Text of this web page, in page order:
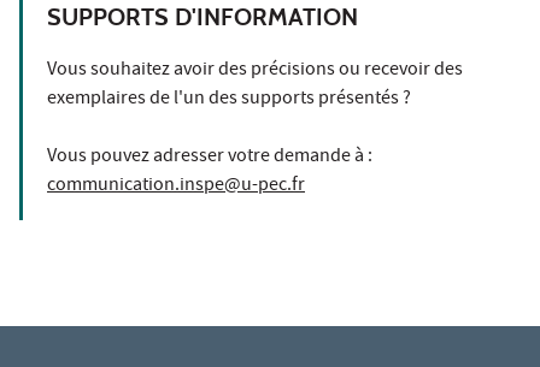
SUPPORTS D'INFORMATION
Vous souhaitez avoir des précisions ou recevoir des
exemplaires de l'un des supports présentés ?
Vous pouvez adresser votre demande à :
communication.inspe@u-pec.fr